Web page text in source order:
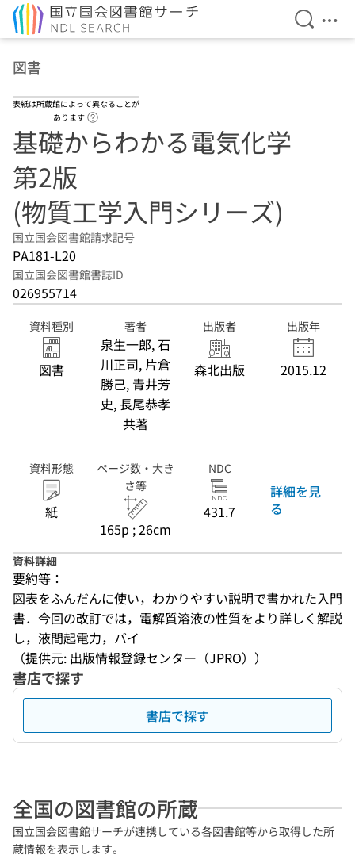
検索を
メ
図書
表紙は所蔵館によって異なることが
あります
基礎からわかる電気化学
第2版
(物質工学入門シリーズ)
国立国会図書館請求記号
PA181-L20
国立国会図書館書誌ID
026955714
資料種別
図書
著者
泉生一郎, 石
川正司, 片倉
勝己, 青井芳
史, 長尾恭孝
共著
出版者
森北出版
出版年
2015.12
資料形態
紙
ページ数・大き
さ等
165p ; 26cm
NDC
431.7
詳細を見
る
資料詳細
要約等：
図表をふんだんに使い，わかりやすい説明で書かれた入門
書．今回の改訂では，電解質溶液の性質をより詳しく解説
し，液間起電力，バイ
（提供元: 出版情報登録センター（JPRO））
書店で探す
書店で探す
全国の図書館の所蔵
国立国会図書館サーチが連携している各図書館等から取得した所
蔵情報を表示します。